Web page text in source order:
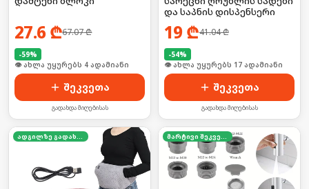
27.6 ₾67.07₾
-59%
🛒 ბოლო 24სთ-ში იყიდა 2-მა
შეკვეთა
გადახდა მიღებისას
და საპნის დისპენსერი
19 ₾41.04₾
-54%
🛒 ბოლო 24სთ-ში იყიდა 22-მა
შეკვეთა
გადახდა მიღებისას
ადგილზე გადახდა მარტივი შეკვეთა